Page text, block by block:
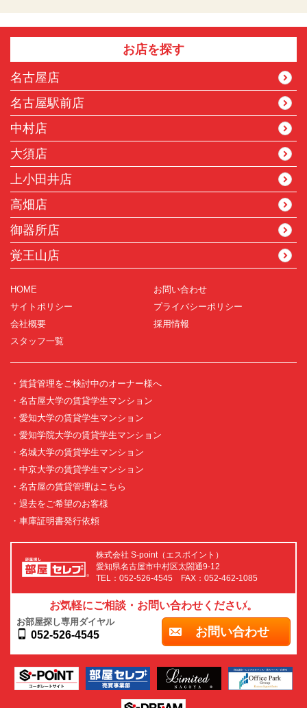
お店を探す
名古屋店
名古屋駅前店
中村店
大須店
上小田井店
高畑店
御器所店
覚王山店
HOME
お問い合わせ
サイトポリシー
プライバシーポリシー
会社概要
採用情報
スタッフ一覧
・賃貸管理をご検討中のオーナー様へ
・名古屋大学の賃貸学生マンション
・愛知大学の賃貸学生マンション
・愛知学院大学の賃貸学生マンション
・名城大学の賃貸学生マンション
・中京大学の賃貸学生マンション
・名古屋の賃貸管理はこちら
・退去をご希望のお客様
・車庫証明書発行依頼
株式会社 S-point（エスポイント）
愛知県名古屋市中村区太閤通9-12
TEL：052-526-4545 FAX：052-462-1085
お気軽にご相談・お問い合わせください。
お部屋探し専用ダイヤル
052-526-4545 お問い合わせ